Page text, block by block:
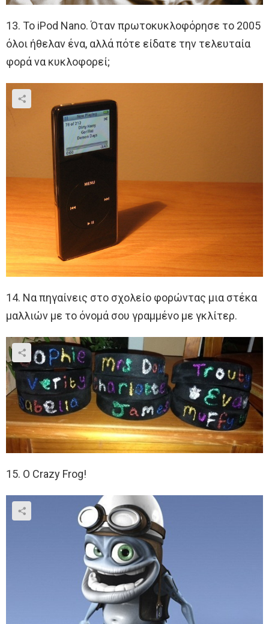
13. Το iPod Nano. Όταν πρωτοκυκλοφόρησε το 2005
όλοι ήθελαν ένα, αλλά πότε είδατε την τελευταία
φορά να κυκλοφορεί;
14. Να πηγαίνεις στο σχολείο φορώντας μια στέκα
μαλλιών με το όνομά σου γραμμένο με γκλίτερ.
15. Ο Crazy Frog!